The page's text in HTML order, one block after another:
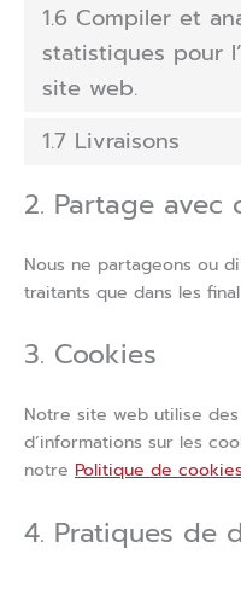
1.6 Compiler et
statistiques pour
site web.
1.7 Livraisons
2. Partage avec
Nous ne partageons ou
traitants que dans les
3. Cookies
Notre site web utilise
d’informations sur les
notre Politique de
4. Pratiques de